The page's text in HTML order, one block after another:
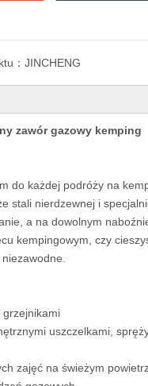
： JINCHENG
zawór gazowy kemping
do każdej podróży na
stali nierdzewnej i
a na dowolnym
kempingowym, czy
grzejnikami
uszczelkami,
zajęć na świeżym